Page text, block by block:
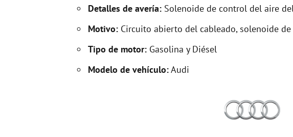
Detalles de avería: Solenoide de control del aire
Motivo: Circuito abierto del cableado, solenoide
Tipo de motor: Gasolina y Diésel
Modelo de vehículo:Audi